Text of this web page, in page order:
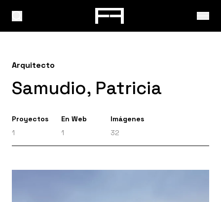
Arquitecto
Samudio, Patricia
Proyectos
1
En Web
1
Imágenes
32